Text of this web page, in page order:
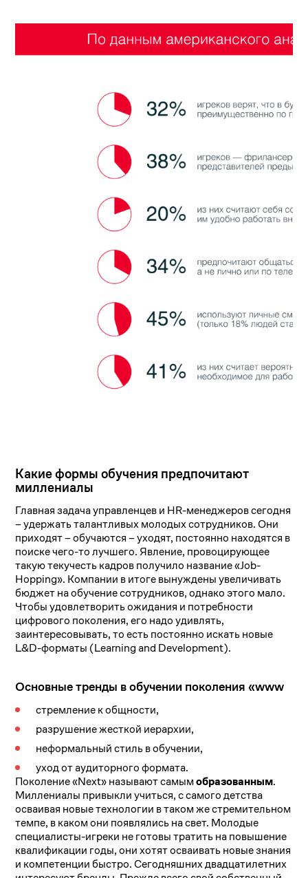
Какие формы обучения предпочитают
миллениалы
Главная задача управленцев и HR-менеджеров сегодня
– удержать талантливых молодых сотрудников. Они
приходят – обучаются – уходят, постоянно находятся в
поиске чего-то лучшего. Явление, провоцирующее
такую текучесть кадров получило название «Job-
Hopping». Компании в итоге вынуждены увеличивать
бюджет на обучение сотрудников, однако этого мало.
Чтобы удовлетворить ожидания и потребности
цифрового поколения, его надо удивлять,
заинтересовывать, то есть постоянно искать новые
L&D-форматы (Learning and Development).
Основные тренды в обучении поколения «www
стремление к общности,
разрушение жесткой иерархии,
неформальный стиль в обучении,
уход от аудиторного формата.
Поколение «Next» называют самымобразованным.
Миллениалы привыкли учиться, с самого детства
осваивая новые технологии в таком же стремительном
темпе, в каком они появлялись на свет. Молодые
специалисты-игреки не готовы тратить на повышение
квалификации годы, они хотят осваивать новые знания
и компетенции быстро. Сегодняшних двадцатилетних